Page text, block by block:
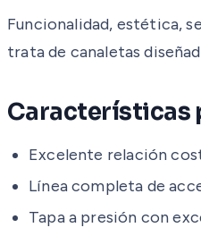
Funcionalidad, estética,
trata de canaletas
Características
Excelente relación
Línea completa de
Tapa a presión con